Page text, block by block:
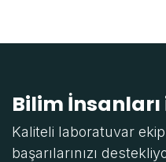
Bilim
Kaliteli laboratuvar
başarılarınızı